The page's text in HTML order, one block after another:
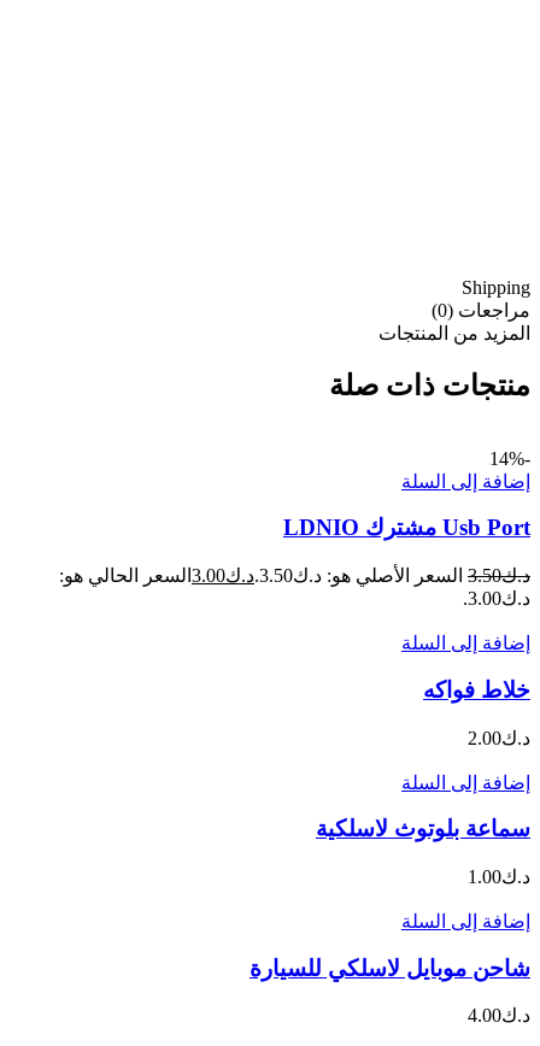
Shipping
مراجعات (0)
المزيد من المنتجات
منتجات ذات صلة
-14%
إضافة إلى السلة
Usb Port مشترك LDNIO
د.ك3.50 السعر الأصلي هو: د.ك3.50. د.ك3.00 السعر الحالي هو:
د.ك3.00.
إضافة إلى السلة
خلاط فواكه
د.ك2.00
إضافة إلى السلة
سماعة بلوتوث لاسلكية
د.ك1.00
إضافة إلى السلة
شاحن موبايل لاسلكي للسيارة
د.ك4.00